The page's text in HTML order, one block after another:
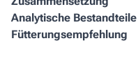
Analytische Bestandteile
Fütterungs­empfehlung